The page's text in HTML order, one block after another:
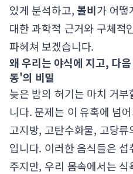
있게 분석하고,볼비가 어떻
대한 과학적 근거와 구체적
파헤쳐 보겠습니다.
왜 우리는 야식에 지고, 다
동'의 비밀
늦은 밤의 허기는 마치 거
니다. 문제는 이 유혹에 넘
고지방, 고탄수화물, 고당
입니다. 이러한 음식들은
주지만, 우리 몸속에서는